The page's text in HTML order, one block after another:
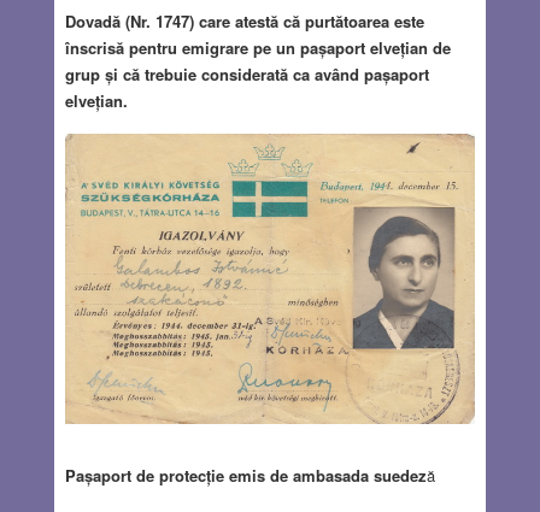
Dovadă (Nr. 1747) care atestă că purtătoarea este
înscrisă pentru emigrare pe un pașaport elvețian de
grup și că trebuie considerată ca având pașaport
elvețian.
Pașaport de protecție emis de ambasada suedeză